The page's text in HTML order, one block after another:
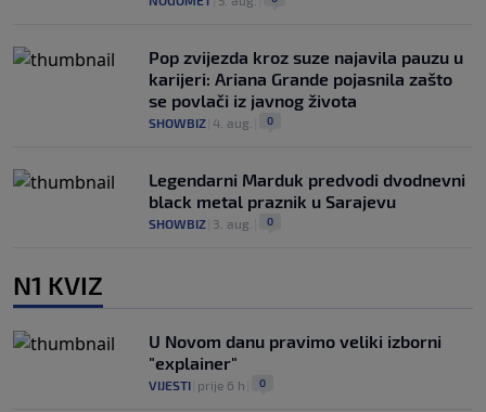
Pop zvijezda kroz suze najavila pauzu u
karijeri: Ariana Grande pojasnila zašto
se povlači iz javnog života
SHOWBIZ 4. aug. 0
Legendarni Marduk predvodi dvodnevni
black metal praznik u Sarajevu
SHOWBIZ 3. aug. 0
N1 KVIZ
U Novom danu pravimo veliki izborni
"explainer"
VIJESTI prije 6 h 0